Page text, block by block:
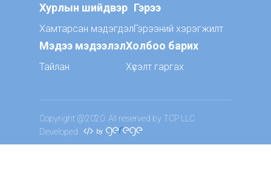
Хурлын шийдвэр
Хамтарсан мэдэгдэл
Гэрээ
Гэрээний хэрэгжилт
Мэдээ мэдээлэл
Тайлан
Холбоо барих
Хүсэлт гаргах
Copyright @2020. All reserved by TCP LLC
Developed
by